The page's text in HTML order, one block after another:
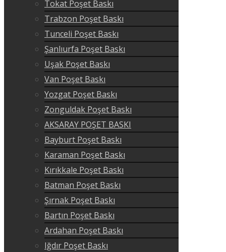
Tokat Poşet Baskı
Trabzon Poşet Baskı
Tunceli Poşet Baskı
Şanlıurfa Poşet Baskı
Uşak Poşet Baskı
Van Poşet Baskı
Yozgat Poşet Baskı
Zonguldak Poşet Baskı
AKSARAY POŞET BASKI
Bayburt Poşet Baskı
Karaman Poşet Baskı
Kırıkkale Poşet Baskı
Batman Poşet Baskı
Şırnak Poşet Baskı
Bartın Poşet Baskı
Ardahan Poşet Baskı
Iğdır Poşet Baskı